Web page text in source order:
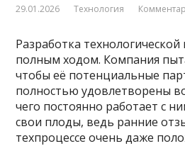
29.01.2026 Технология
Разработка
полным ходом. Компания
чтобы её потенциальные
полностью удовлетворены
чего постоянно работает с
свои плоды, ведь ранние
техпроцессе очень даже